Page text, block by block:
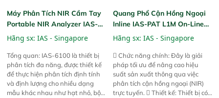
Máy Phân Tích NIR Cầm Tay
Portable NIR Analyzer IAS-
6100
Hãng sx: IAS - Singapore
Tổng quan: IAS-6100 là thiết bị
phân tích đa năng, được thiết kế
để thực hiện phân tích định tính
và định lượng cho nhiều dạng
mẫu khác nhau như hạt nhỏ, bột,
Quang Phổ Cận Hồng Ngoại
Inline IAS-PAT L1M On-Line
NIR
Hãng sx: IAS - Singapore
 Chức năng chính: Đây là giải
pháp tối ưu để nâng cao hiệu
suất sản xuất thông qua việc
phân tích cận hồng ngoại (NIR)
trực tuyến.  Thiết kế: Thiết bị có